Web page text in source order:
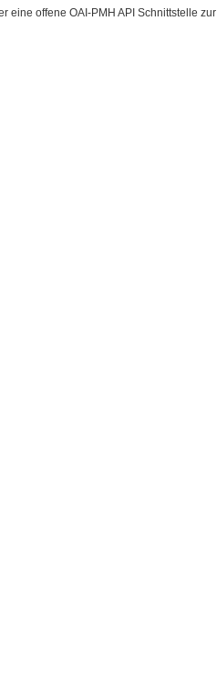
eine offene OAI-PMH API Schnittstelle zur